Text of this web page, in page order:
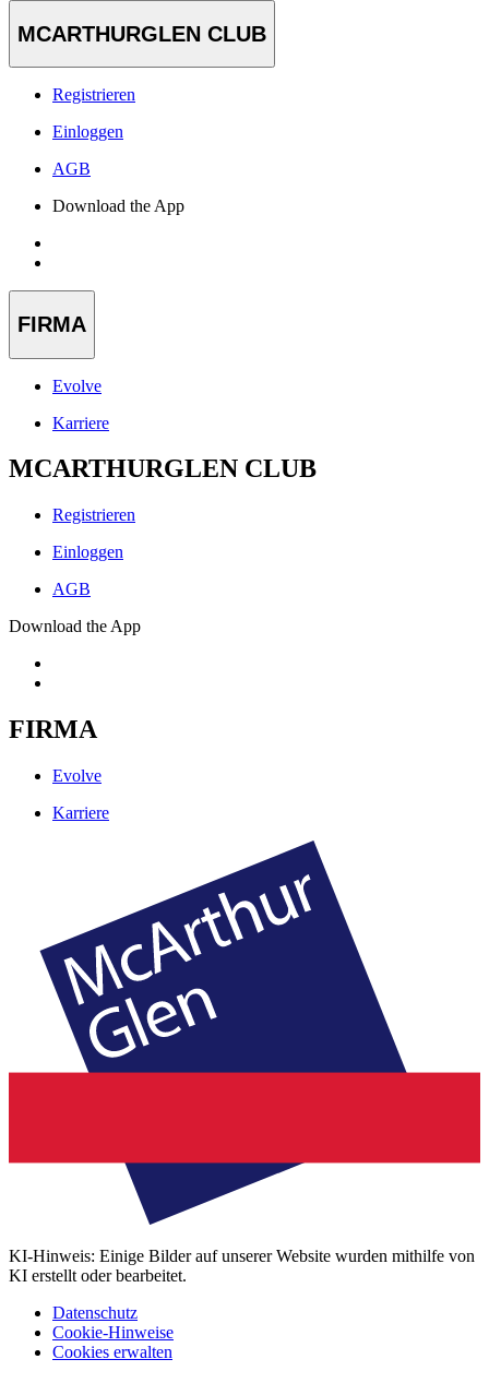
MCARTHURGLEN CLUB
Registrieren
Einloggen
AGB
Download the App
FIRMA
Evolve
Karriere
MCARTHURGLEN CLUB
Registrieren
Einloggen
AGB
Download the App
FIRMA
Evolve
Karriere
KI-Hinweis: Einige Bilder auf unserer Website wurden mithilfe von
KI erstellt oder bearbeitet.
Datenschutz
Cookie-Hinweise
Cookies erwalten